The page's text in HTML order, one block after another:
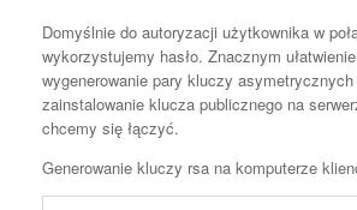
Domyślnie do autoryzacji użytkownika w
wykorzystujemy hasło. Znacznym
wygenerowanie pary kluczy
zainstalowanie klucza publicznego na
chcemy się łączyć.
Generowanie kluczy rsa na komputerze